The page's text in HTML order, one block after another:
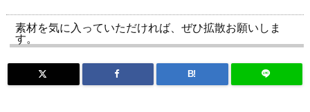
素材を気に入っていただければ、ぜひ拡散お願いしま
す。
B!